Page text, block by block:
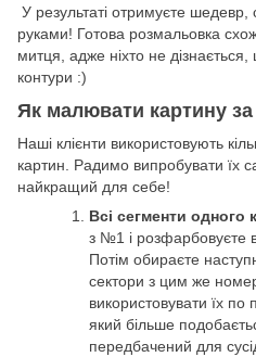
У результаті отримуєте шедевр,
руками! Готова розмальовка
митця, адже ніхто не
контури :)
Як малювати картину
Наші клієнти використовують
картин. Радимо випробувати їх
найкращий для себе!
Всі сегменти одного
з №1 і розфарбовуєте
Потім обираєте
сектори з цим же
використовувати їх
який більше
передбачений для